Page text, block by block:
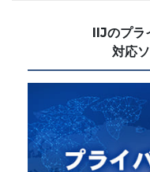
IIJのプラ
対応